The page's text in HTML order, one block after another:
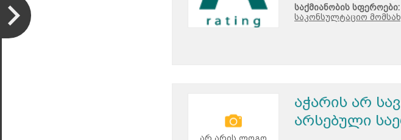
საქმიანობის სფეროები:
საკონსულტაციო
აჭარის არ
არსებული